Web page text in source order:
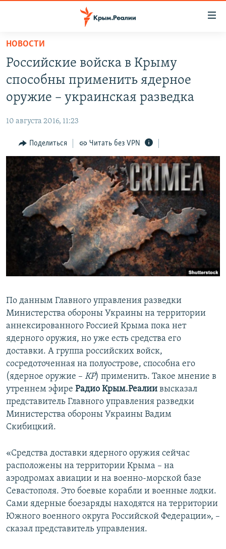
Вернуться
основному
содержанию
главной
навигации
Вернутся
поиску
СПЕЦПРОЕКТЫ
11 ЛЕТ ОККУПАЦИИ КРЫМА. 11 ИСТОРИЙ СОПРОТИВЛЕНИЯ
ЕЩЕ
ИНТЕРАКТИВ
ИНФОГРАФИКА
ТЕЛЕПРОЕКТ КРЫМ.РЕАЛИИ
СОВЕТЫ ПРАВОЗАЩИТНИКОВ
ПРОПАВШИЕ БЕЗ ВЕСТИ
ПОБЕДИТЕЛЕЙ НЕ СУДЯТ?
КРЫМ.НЕПОКОРЕННЫЙ
ELIFBE
РАДІО СВОБОДА
КАК ОБОЙТИ БЛОКИРОВКУ
Українською
Qırımtatar
ПРИСОЕДИНЯЙТЕСЬ!
Все сайты RFE/RL
НОВОСТИ
Российские войска в Крыму
способны применить ядерное
оружие – украинская разведка
10 августа 2016, 11:23
Поделиться Читать без VPN
По данным Главного управления разведки
Министерства обороны Украины на территории
аннексированного Россией Крыма пока нет
ядерного оружия, но уже есть средства его
доставки. А группа российских войск,
сосредоточенная на полуострове, способна его
(ядерное оружие – КР) применить. Такое мнение в
утреннем эфире Радио Крым.Реалии высказал
представитель Главного управления разведки
Министерства обороны Украины Вадим
Скибицкий.
«Средства доставки ядерного оружия сейчас
расположены на территории Крыма – на
аэродромах авиации и на военно-морской базе
Севастополя. Это боевые корабли и военные лодки.
Сами ядерные боезаряды находятся на территории
Южного военного округа Российской Федерации», –
сказал представитель управления.